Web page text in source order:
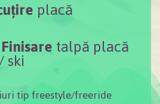
placă
Finisaretalpă placă
ski
tip freestyle/freeride